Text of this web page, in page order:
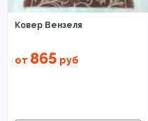
Ковер Вензеля
от 865 руб